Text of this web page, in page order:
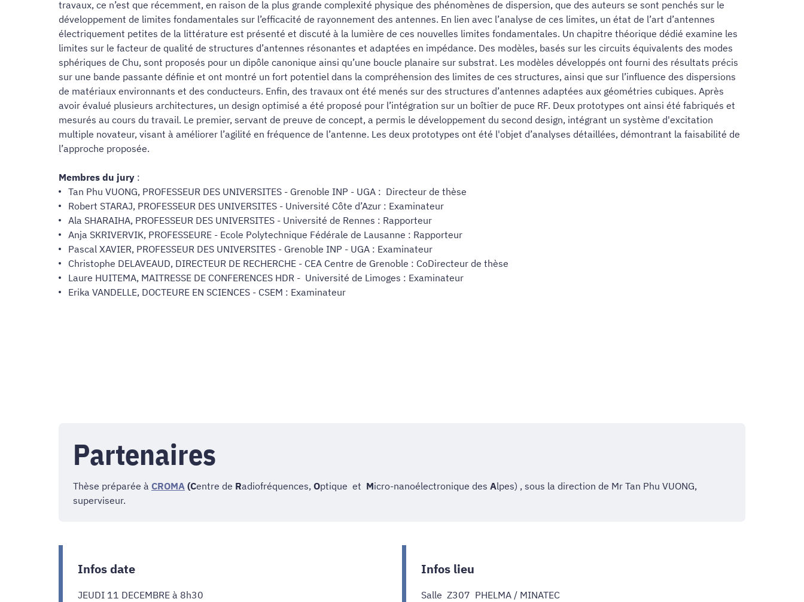
travaux, ce n’est que récemment, en raison de la plus grande complexité physique des phénomènes de dispersion, que des auteurs se sont penchés sur le
développement de limites fondamentales sur l’efficacité de rayonnement des antennes. En lien avec l’analyse de ces limites, un état de l’art d’antennes
électriquement petites de la littérature est présenté et discuté à la lumière de ces nouvelles limites fondamentales. Un chapitre théorique dédié examine les
limites sur le facteur de qualité de structures d’antennes résonantes et adaptées en impédance. Des modèles, basés sur les circuits équivalents des modes
sphériques de Chu, sont proposés pour un dipôle canonique ainsi qu’une boucle planaire sur substrat. Les modèles développés ont fourni des résultats précis
sur une bande passante définie et ont montré un fort potentiel dans la compréhension des limites de ces structures, ainsi que sur l’influence des dispersions
de matériaux environnants et des conducteurs. Enfin, des travaux ont été menés sur des structures d’antennes adaptées aux géométries cubiques. Après
avoir évalué plusieurs architectures, un design optimisé a été proposé pour l’intégration sur un boîtier de puce RF. Deux prototypes ont ainsi été fabriqués et
mesurés au cours du travail. Le premier, servant de preuve de concept, a permis le développement du second design, intégrant un système d'excitation
multiple novateur, visant à améliorer l’agilité en fréquence de l’antenne. Les deux prototypes ont été l'objet d’analyses détaillées, démontrant la faisabilité de
l’approche proposée.
Membres du jury :
Tan Phu VUONG, PROFESSEUR DES UNIVERSITES - Grenoble INP - UGA : Directeur de thèse
Robert STARAJ, PROFESSEUR DES UNIVERSITES - Université Côte d’Azur : Examinateur
Ala SHARAIHA, PROFESSEUR DES UNIVERSITES - Université de Rennes : Rapporteur
Anja SKRIVERVIK, PROFESSEURE - Ecole Polytechnique Fédérale de Lausanne : Rapporteur
Pascal XAVIER, PROFESSEUR DES UNIVERSITES - Grenoble INP - UGA : Examinateur
Christophe DELAVEAUD, DIRECTEUR DE RECHERCHE - CEA Centre de Grenoble : CoDirecteur de thèse
Laure HUITEMA, MAITRESSE DE CONFERENCES HDR - Université de Limoges : Examinateur
Erika VANDELLE, DOCTEURE EN SCIENCES - CSEM : Examinateur
Partenaires
Thèse préparée à CROMA (Centre de Radiofréquences, Optique et Micro-nanoélectronique des Alpes) , sous la direction de Mr Tan Phu VUONG,
superviseur.
Infos date
JEUDI 11 DECEMBRE à 8h30
Infos lieu
Salle Z307 PHELMA / MINATEC